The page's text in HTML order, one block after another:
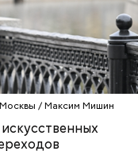
/ Максим Мишин
финальный
диаметра (МСД)
улицы
Помимо этого,
Солнцево
улицы Поляны
работе дорога-
Королева,
завоевали три
олимпиаде
на
Она